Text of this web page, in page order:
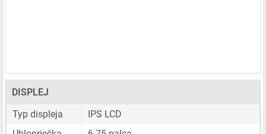
DISPLEJ
Typ displeja
IPS LCD